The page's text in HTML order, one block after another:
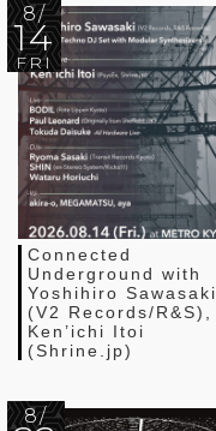
8/
14
FRI
Connected
Underground with
Yoshihiro Sawasaki
(V2 Records/R&S),
Ken’ichi Itoi
(Shrine.jp)
8/